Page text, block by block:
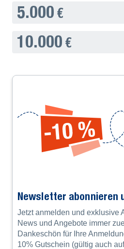
5.000 €
10.000 €
Newsletter abonnieren
Jetzt anmelden und exklusive
News und Angebote immer
Dankeschön für Ihre
10% Gutschein (gültig auch